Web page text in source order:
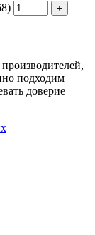
подходим
доверие